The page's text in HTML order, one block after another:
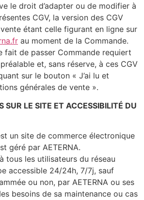
le droit d’adapter ou de modifier à
CGV, la version des CGV
étant celle figurant en ligne sur
au moment de la Commande.
fait de passer Commande requiert
préalable et, sans réserve, à ces CGV
sur le bouton « J’ai lu et
générales de vente ».
SUR LE SITE ET ACCESSIBILITÉ DU
un site de commerce électronique
géré par AETERNA.
tous les utilisateurs du réseau
accessible 24/24h, 7/7j, sauf
ou non, par AETERNA ou ses
besoins de sa maintenance ou cas